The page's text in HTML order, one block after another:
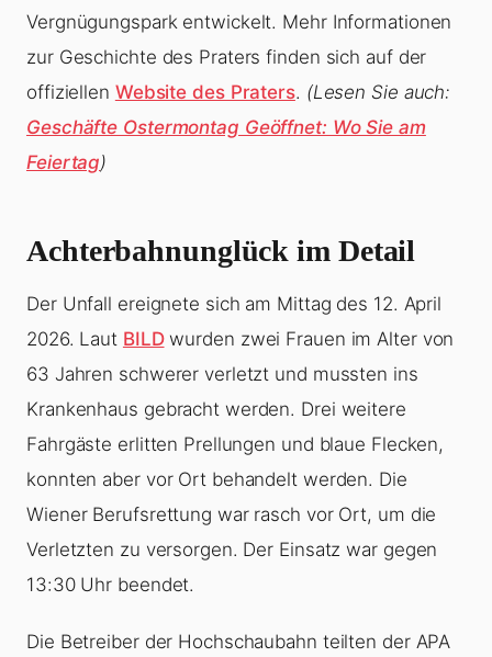
Vergnügungspark entwickelt. Mehr Informationen
zur Geschichte des Praters finden sich auf der
offiziellen Website des Praters. (Lesen Sie auch:
Geschäfte Ostermontag Geöffnet: Wo Sie am
Feiertag)
Achterbahnunglück im Detail
Der Unfall ereignete sich am Mittag des 12. April
2026. Laut BILDwurden zwei Frauen im Alter von
63 Jahren schwerer verletzt und mussten ins
Krankenhaus gebracht werden. Drei weitere
Fahrgäste erlitten Prellungen und blaue Flecken,
konnten aber vor Ort behandelt werden. Die
Wiener Berufsrettung war rasch vor Ort, um die
Verletzten zu versorgen. Der Einsatz war gegen
13:30 Uhr beendet.
Die Betreiber der Hochschaubahn teilten der APA